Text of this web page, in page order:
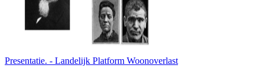
Presentatie. - Landelijk Platform Woonoverlast